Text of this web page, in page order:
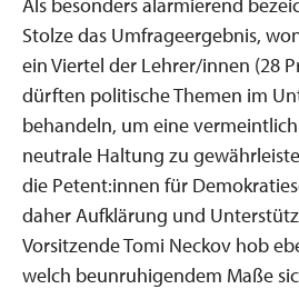
Stolze das Umfrageergebnis,
ein Viertel der Lehrer/innen (28
dürften politische Themen im
behandeln, um eine
neutrale Haltung zu
die Petent:innen für
daher Aufklärung und
Vorsitzende Tomi Neckov hob
welch beunruhigendem Maße